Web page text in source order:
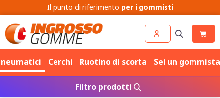
Il punto di riferimento per i gommisti
Cerchi Ruotino di scorta Sei un
Filtro prodotti